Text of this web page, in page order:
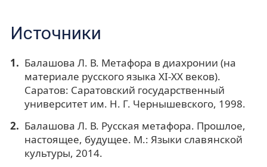
Источники
Балашова Л. В. Метафора в диахронии (на
материале русского языка XI-XX веков).
Саратов: Саратовский государственный
университет им. Н. Г. Чернышевского, 1998.
Балашова Л. В. Русская метафора. Прошлое,
настоящее, будущее. М.: Языки славянской
культуры, 2014.